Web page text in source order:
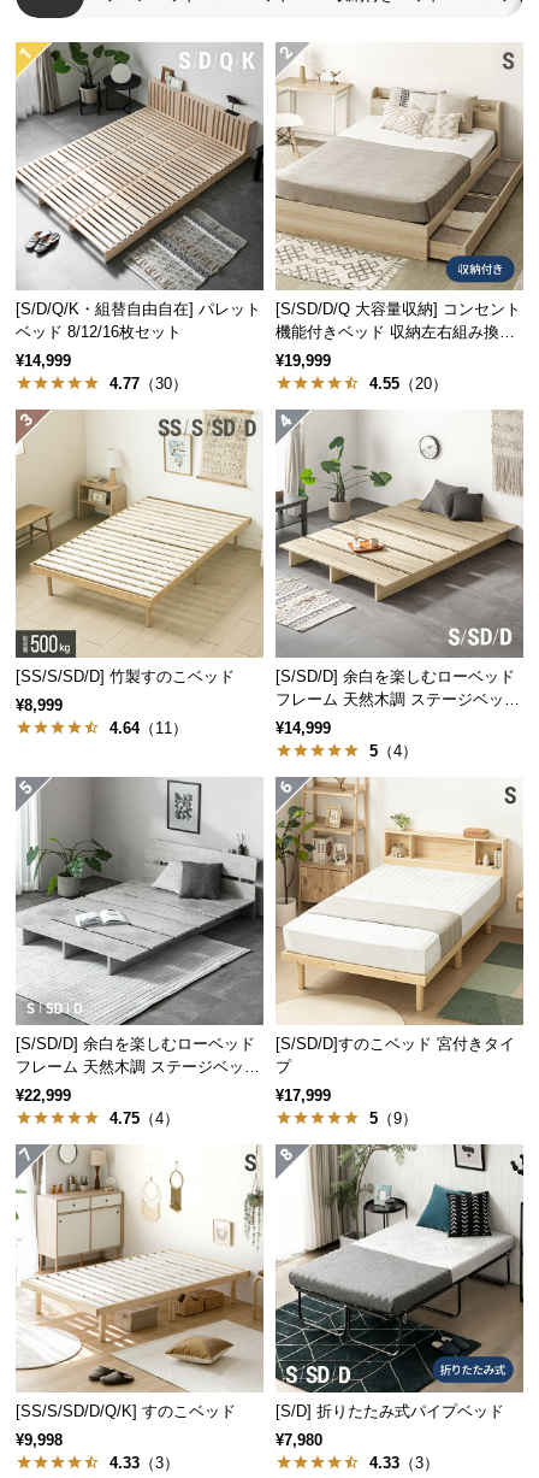
[S/D/Q/K・組替自由自在] パレット
ベッド 8/12/16枚セット
¥14,999
4.77 （30）
[S/SD/D/Q 大容量収納] コンセント
機能付きベッド 収納左右組み換え
可能
¥19,999
4.55 （20）
[SS/S/SD/D] 竹製すのこベッド
¥8,999
4.64（11）
[S/SD/D] 余白を楽しむローベッド
フレーム 天然木調 ステージベッド
ロボット掃除機対応
¥14,999
5 （4）
[S/SD/D] 余白を楽しむローベッド
フレーム 天然木調 ステージベッド
2口コンセントタイプ
¥22,999
4.75 （4）
[S/SD/D]すのこベッド 宮付きタイ
プ
¥17,999
5 （9）
[SS/S/SD/D/Q/K] すのこベッド
¥9,998
4.33 （3）
[S/D] 折りたたみ式パイプベッド
¥7,980
4.33 （3）